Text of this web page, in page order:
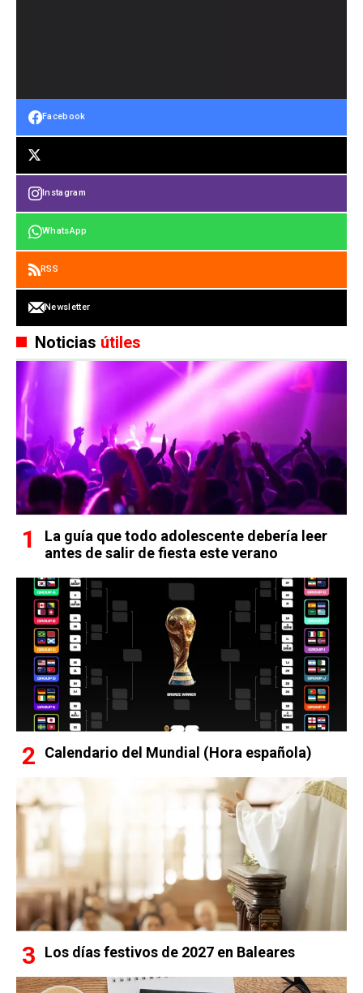
Facebook
Instagram
WhatsApp
RSS
Newsletter
Noticias útiles
La guía que todo adolescente debería leer
antes de salir de fiesta este verano
Calendario del Mundial (Hora española)
Los días festivos de 2027 en Baleares